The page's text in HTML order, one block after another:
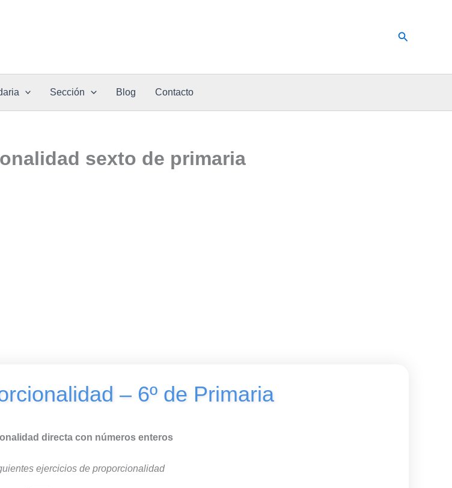
Buscar
Sección Blog Contacto
sexto de primaria
– 6º de Primaria
directa con números enteros
ejercicios de proporcionalidad